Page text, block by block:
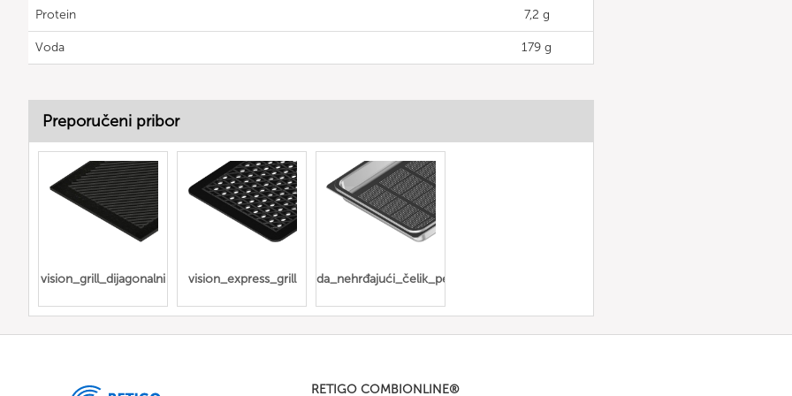
Protein 7,2 g
Voda 179 g
Preporučeni pribor
vision_grill_dijagonalni vision_express_grillGn_posuda_nehrđajući_čelik_perforirana
RETIGO COMBIONLINE®